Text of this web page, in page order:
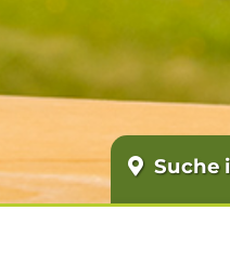
Suche